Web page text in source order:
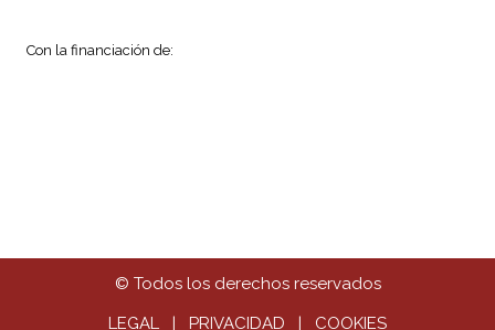
Con la financiación de:
© Todos los derechos reservados
LEGAL | PRIVACIDAD | COOKIES